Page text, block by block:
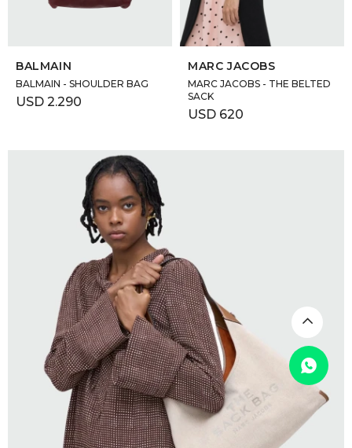
BALMAIN
BALMAIN - SHOULDER BAG
USD 2.290
SELECCIONAR TALLE
MARC JACOBS
MARC JACOBS - THE BELTED
SACK
USD 620